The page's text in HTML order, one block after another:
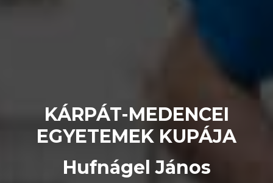
KÁRPÁT-MEDENCEI
EGYETEMEK KUPÁJA
Hufnágel János